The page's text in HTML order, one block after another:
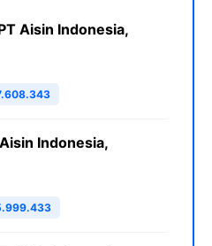
Aisin Indonesia,
Indonesia,